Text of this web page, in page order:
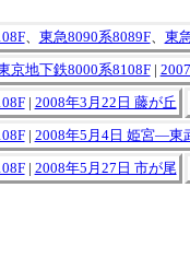
、 東急8090系8089F、 東
京地下鉄8000系8108F|
| 2008年3月22日 藤が丘
| 2008年5月4日 姫宮―東
| 2008年5月27日 市が尾